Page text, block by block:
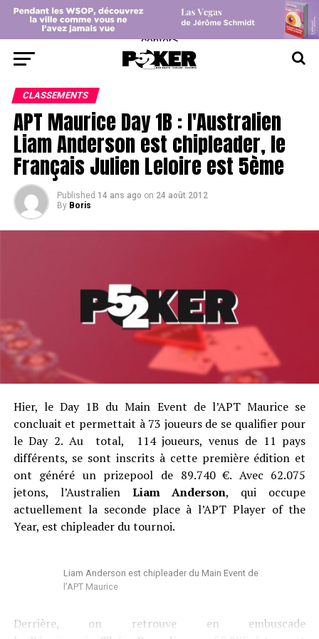
center>
CLASSEMENTS
APT Maurice Day 1B : l'Australien
Liam Anderson est chipleader, le
Français Julien Leloire est 5ème
Published 14 ans ago on 24 août 2012
By Boris
Hier, le Day 1B du Main Event de l’APT Maurice se
concluait et permettait à 73 joueurs de se qualifier pour
le Day 2. Au total, 114 joueurs, venus de 11 pays
différents, se sont inscrits à cette première édition et
ont généré un prizepool de 89.740 €. Avec 62.075
jetons, l’Australien Liam Anderson, qui occupe
actuellement la seconde place à l’APT Player of the
Year, est chipleader du tournoi.
Liam Anderson est chipleader du Main Event de
l’APT Maurice
Derrière, on retrouve en embuscade